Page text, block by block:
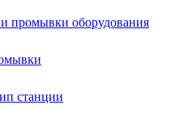
промывки оборудования
станции